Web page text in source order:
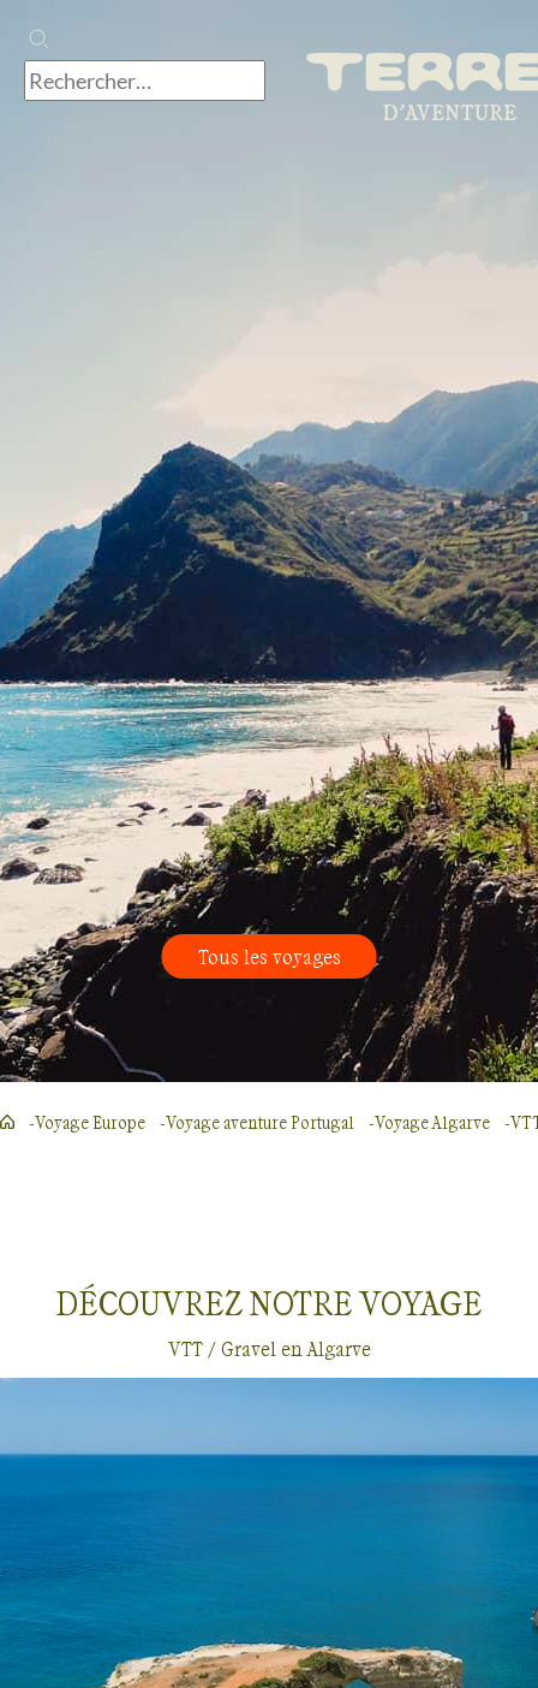
Tous les voyages
Voyage Europe Voyage aventure Portugal Voyage Algarve
DÉCOUVREZ NOTREVOYAGE
VTT / Gravel en Algarve